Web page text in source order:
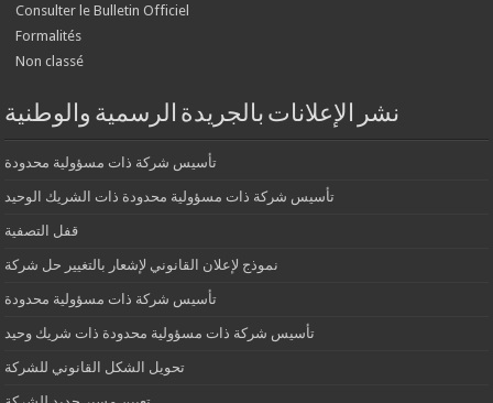
Consulter le Bulletin Officiel
Formalités
Non classé
نشر الإعلانات بالجريدة الرسمية والوطنية
تأسيس شركة ذات مسؤولية محدودة
تأسيس شركة ذات مسؤولية محدودة ذات الشريك الوحيد
قفل التصفية
نموذج لإعلان القانوني لإشعار بالتغيير حل شركة
تأسيس شركة ذات مسؤولية محدودة
تأسيس شركة ذات مسؤولية محدودة ذات شريك وحيد
تحويل الشكل القانوني للشركة